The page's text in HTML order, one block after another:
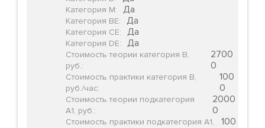
Категория М: Да
Категория BE: Да
Категория CE: Да
Категория DE: Да
Стоимость теории категория B,
руб.:
2700
0
Стоимость практики категория B,
руб./час:
100
0
Стоимость теории подкатегория
А1, руб.:
2000
0
Стоимость практики подкатегория А1,
100